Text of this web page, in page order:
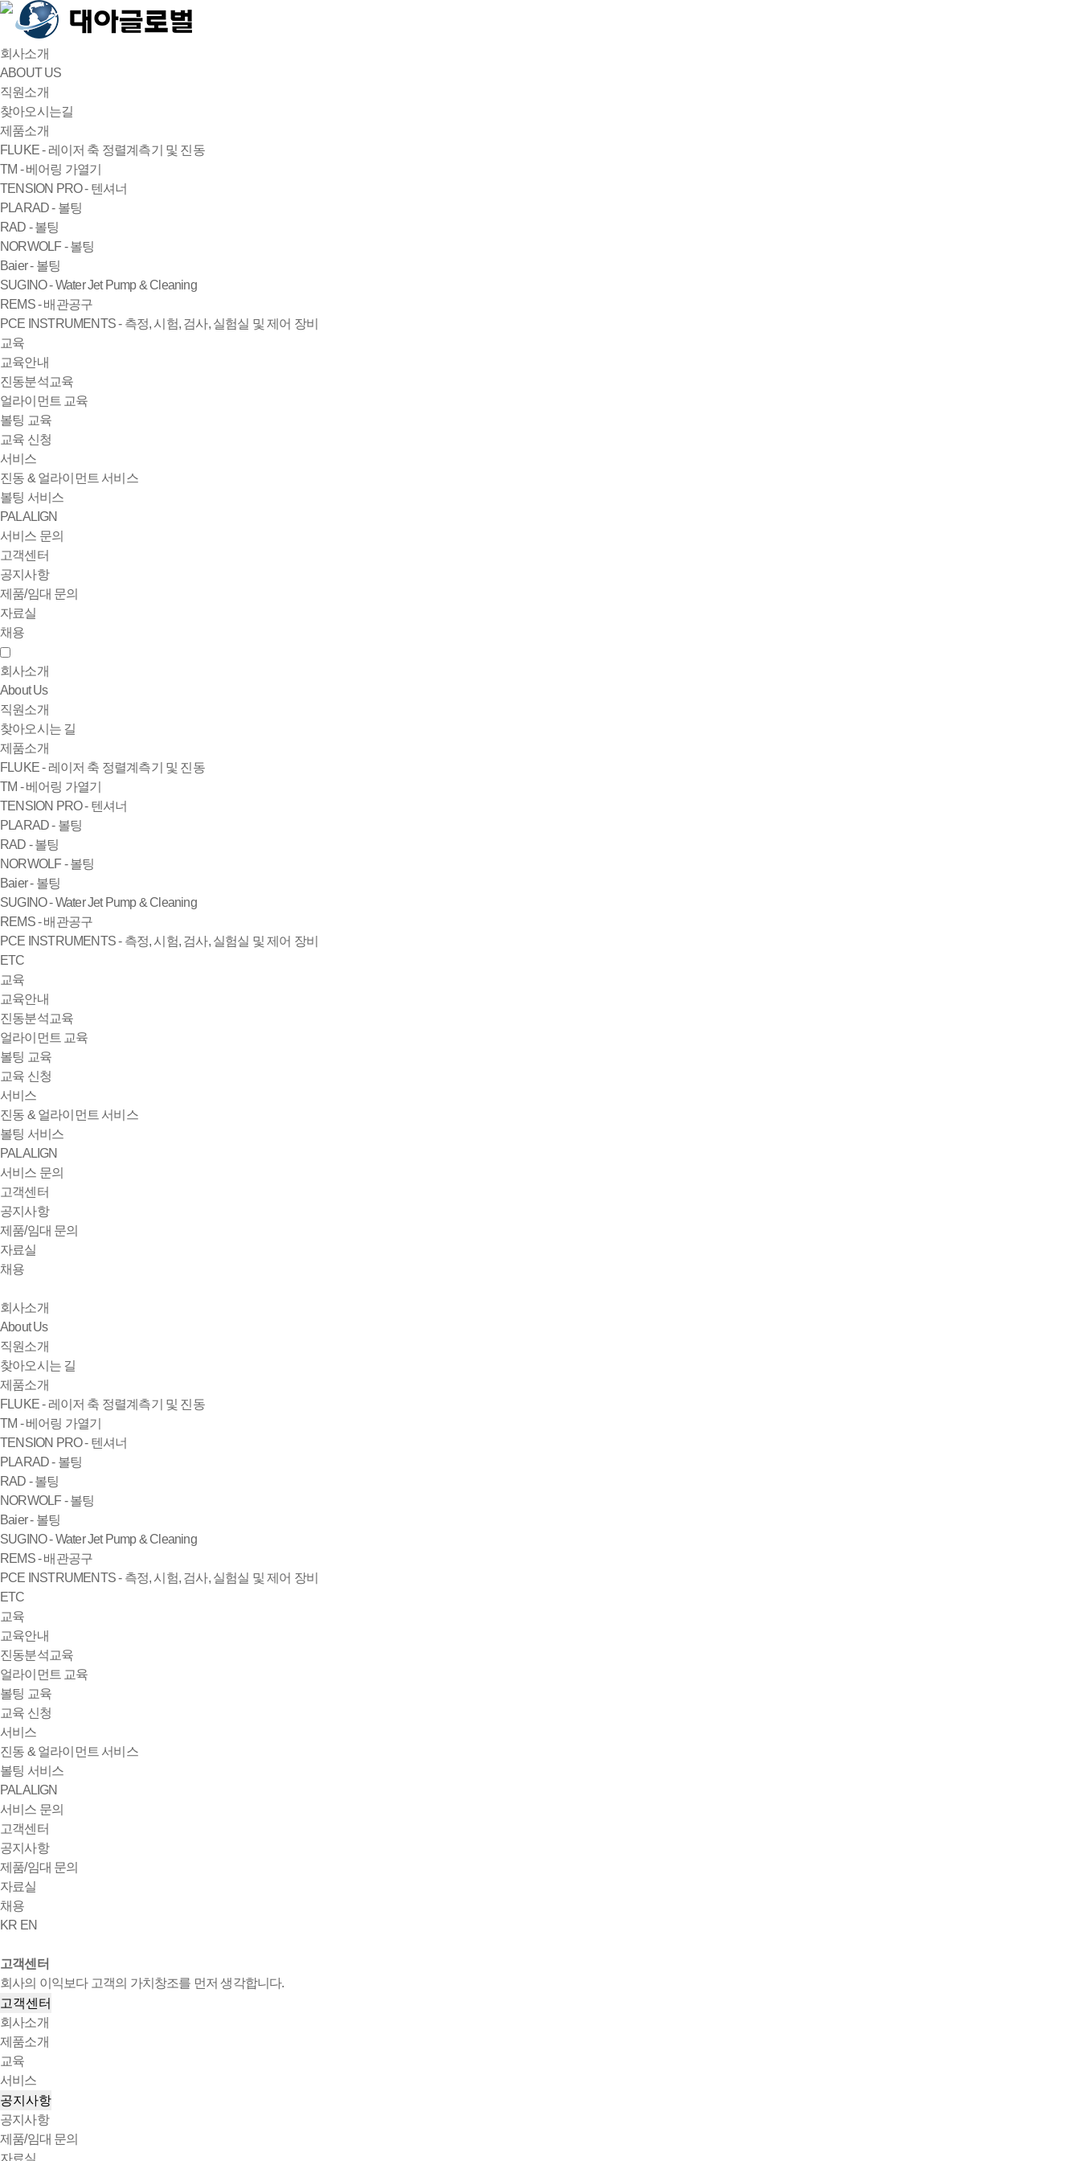
회사소개
ABOUT US
직원소개
찾아오시는길
제품소개
FLUKE - 레이저 축 정렬계측기 및 진동
TM - 베어링 가열기
TENSION PRO - 텐셔너
PLARAD - 볼팅
RAD - 볼팅
NORWOLF - 볼팅
Baier - 볼팅
SUGINO - Water Jet Pump & Cleaning
REMS - 배관공구
PCE INSTRUMENTS - 측정, 시험, 검사, 실험실 및 제어 장비
교육
교육안내
진동분석교육
얼라이먼트 교육
볼팅 교육
교육 신청
서비스
진동 & 얼라이먼트 서비스
볼팅 서비스
PALALIGN
서비스 문의
고객센터
공지사항
제품/임대 문의
자료실
채용
회사소개
About Us
직원소개
찾아오시는 길
제품소개
FLUKE - 레이저 축 정렬계측기 및 진동
TM - 베어링 가열기
TENSION PRO - 텐셔너
PLARAD - 볼팅
RAD - 볼팅
NORWOLF - 볼팅
Baier - 볼팅
SUGINO - Water Jet Pump & Cleaning
REMS - 배관공구
PCE INSTRUMENTS - 측정, 시험, 검사, 실험실 및 제어 장비
ETC
교육
교육안내
진동분석교육
얼라이먼트 교육
볼팅 교육
교육 신청
서비스
진동 & 얼라이먼트 서비스
볼팅 서비스
PALALIGN
서비스 문의
고객센터
공지사항
제품/임대 문의
자료실
채용
회사소개
About Us
직원소개
찾아오시는 길
제품소개
FLUKE - 레이저 축 정렬계측기 및 진동
TM - 베어링 가열기
TENSION PRO - 텐셔너
PLARAD - 볼팅
RAD - 볼팅
NORWOLF - 볼팅
Baier - 볼팅
SUGINO - Water Jet Pump & Cleaning
REMS - 배관공구
PCE INSTRUMENTS - 측정, 시험, 검사, 실험실 및 제어 장비
ETC
교육
교육안내
진동분석교육
얼라이먼트 교육
볼팅 교육
교육 신청
서비스
진동 & 얼라이먼트 서비스
볼팅 서비스
PALALIGN
서비스 문의
고객센터
공지사항
제품/임대 문의
자료실
채용
KR EN
고객센터
회사의 이익보다 고객의 가치창조를 먼저 생각합니다.
고객센터
회사소개
제품소개
교육
서비스
공지사항
공지사항
제품/임대 문의
자료실